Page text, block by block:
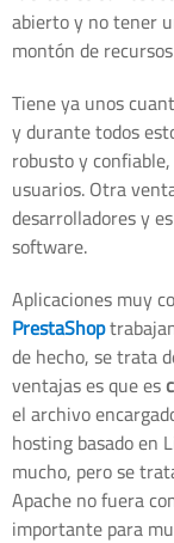
abierto y no tener
montón de
Tiene ya unos
y durante todos
robusto y
usuarios. Otra
desarrolladores y
software.
Aplicaciones muy
PrestaShop
de hecho, se trata
ventajas es que es
el archivo
hosting basado en
mucho, pero se
Apache no fuera
importante para